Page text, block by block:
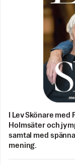
I Lev Skönare
Holmsäter och
samtal med
mening.